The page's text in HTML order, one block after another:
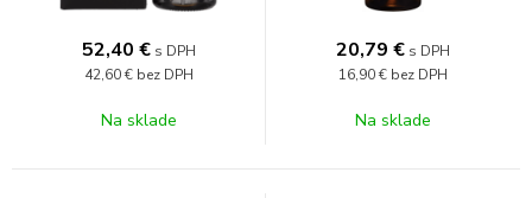
52,40 € s DPH
42,60 € bez DPH
Na sklade
20,79 € s DPH
16,90 € bez DPH
Na sklade